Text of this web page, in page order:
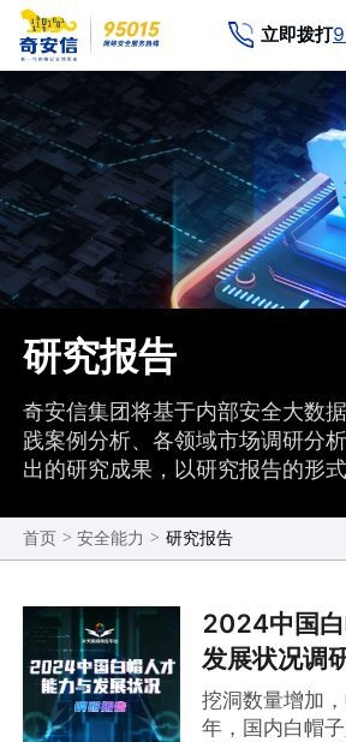
立即拨打
研究报告
奇安信集团将基于内部安全大数
践案例分析、各领域市场调研分
出的研究成果，以研究报告的形
供了PDF、WORD和PPT三种不
部分PPT还有专家的配音解读。
首页 > 安全能力 > 研究报告
2024中国
发展状况调
挖洞数量增加
年，国内白帽